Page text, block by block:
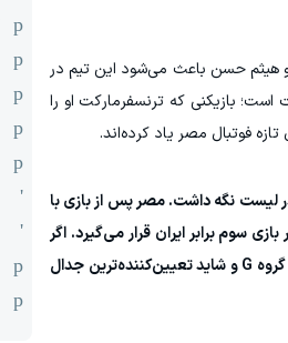
هیثم حسن باعث می‌شود این تیم در
از چهره‌های جالب فهرست است؛ بازیکنی که ترنسفرمارکت او را
لیست نگه داشت. مصر پس از بازی با
سوم برابر ایران قرار می‌گیرد. اگر
مطابق پیش‌بینی‌ها بلژیک مدعی اصلی صعود باشد، مسابقه ایران و مصر می‌تواند یکی از حساس‌ترین بازی‌های گروه G و شاید تعیین‌کننده‌ترین جدال